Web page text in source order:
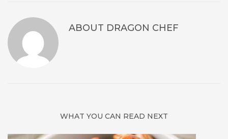
ABOUT DRAGON CHEF
WHAT YOU CAN READ NEXT